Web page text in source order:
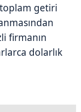
getiri
firmanın
dolarlık